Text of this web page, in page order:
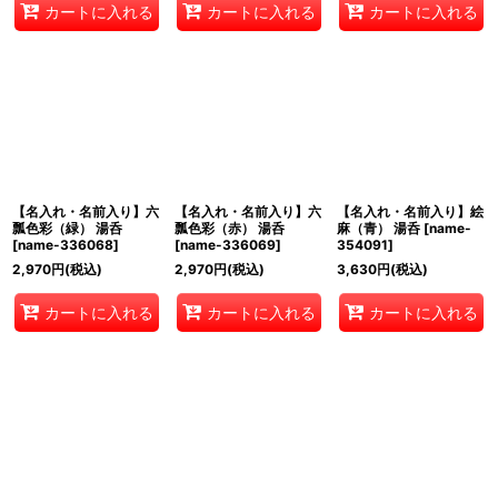
カートに入れる カートに入れる カートに入れる
【名入れ・名前入り】六
瓢色彩（緑） 湯呑
[name-336068]
2,970円(税込)
カートに入れる
【名入れ・名前入り】六
瓢色彩（赤） 湯呑
[name-336069]
2,970円(税込)
カートに入れる
【名入れ・名前入り】絵
麻（青） 湯呑 [name-
354091]
3,630円(税込)
カートに入れる